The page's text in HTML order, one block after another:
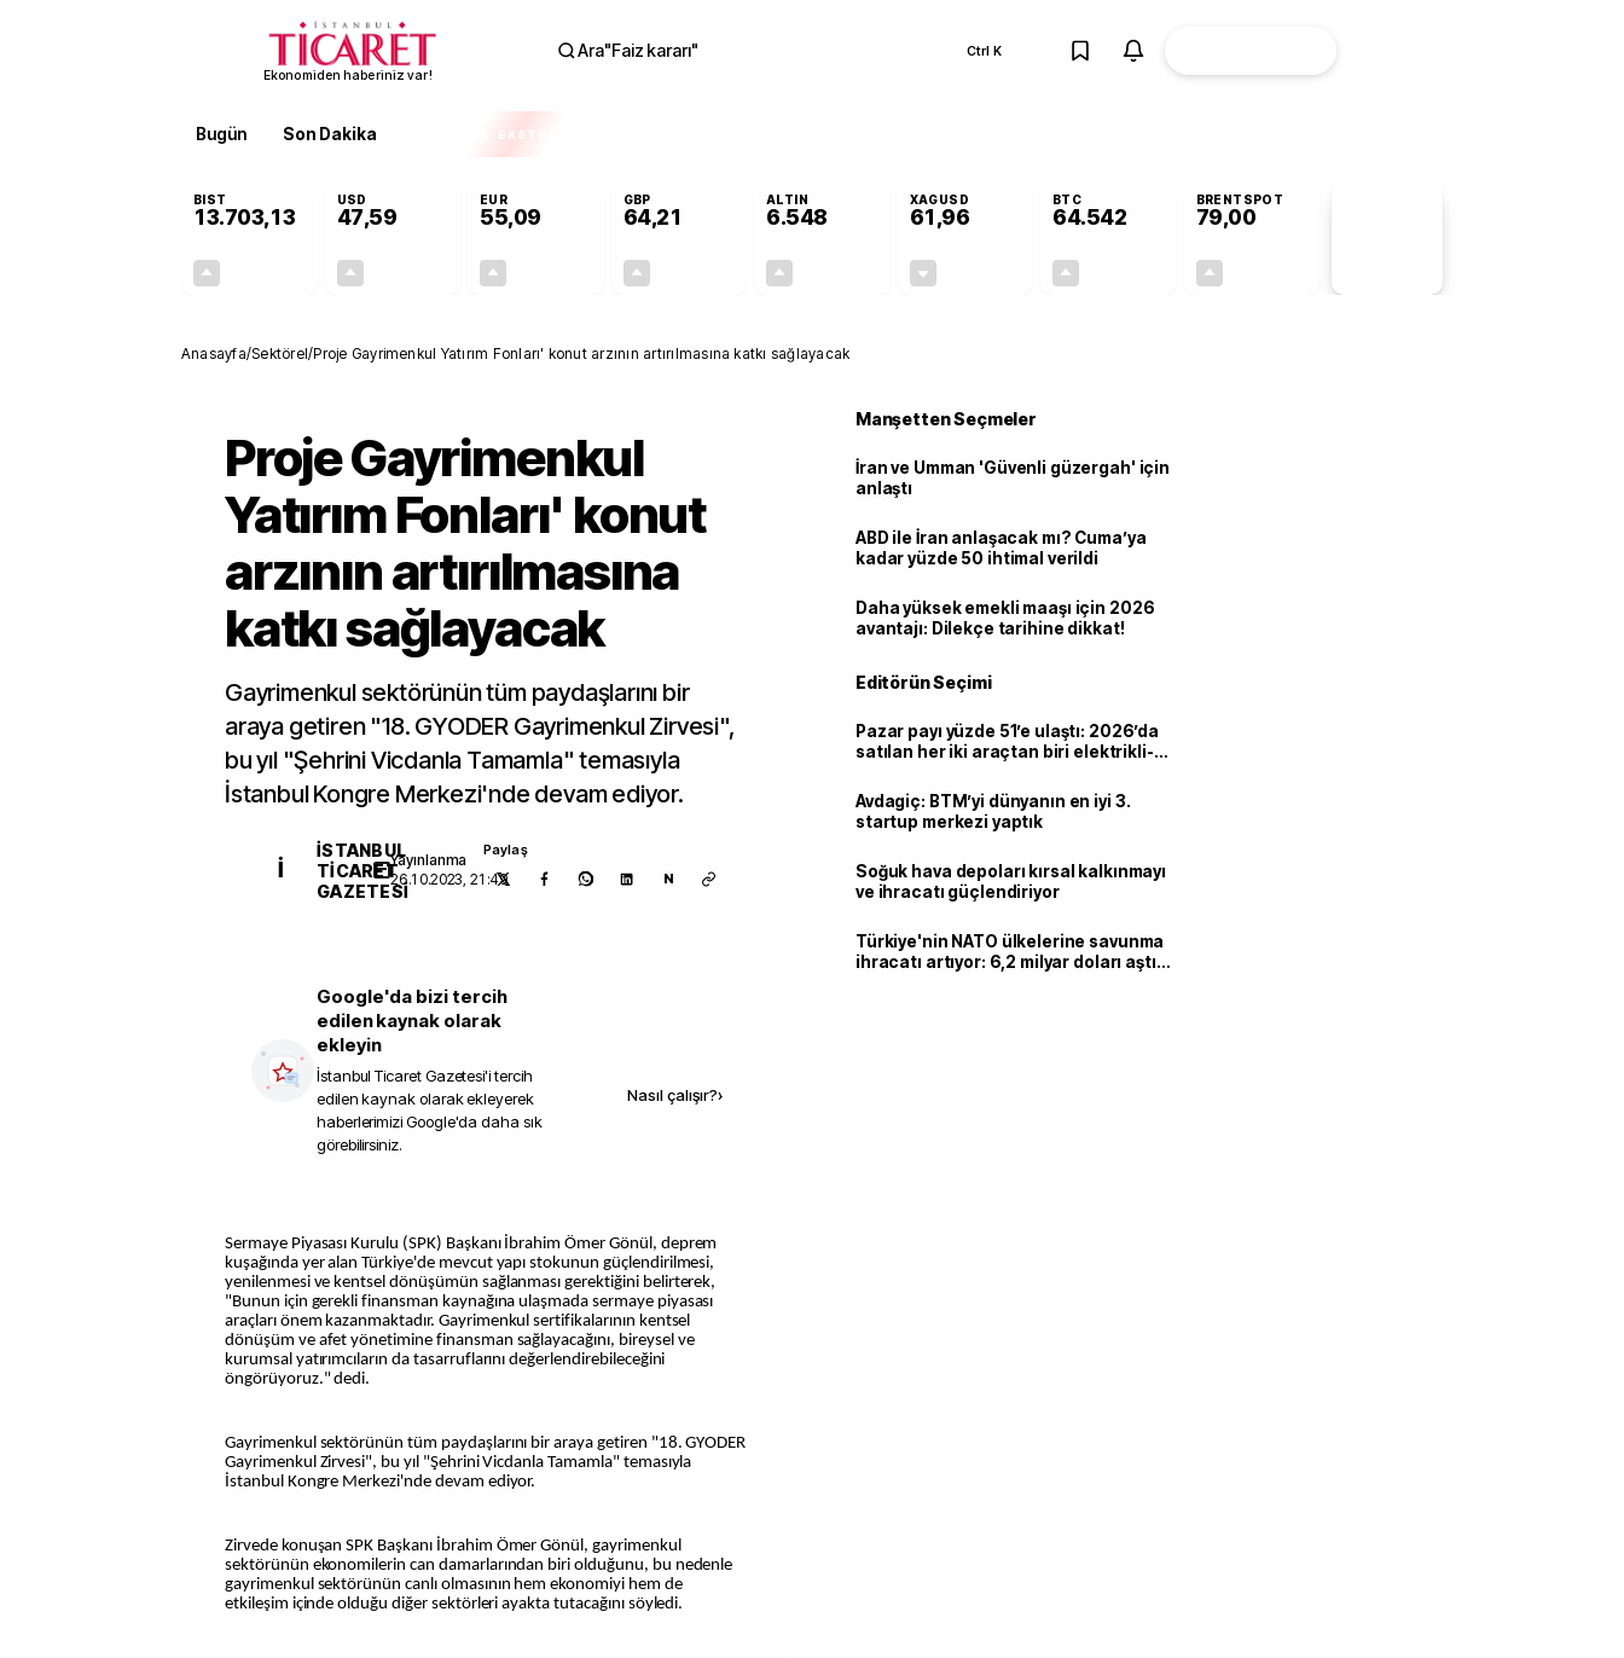
Ekonomiden haberiniz var!
Ara"Faiz kararı" Ctrl K
Bugün Son Dakika EKSTRA
BIST
13.703,13
USD
47,59
EUR
55,09
GBP
64,21
ALTIN
6.548
XAGUSD
61,96
BTC
64.542
BRENTSPOT
79,00
Anasayfa/Sektörel/Proje Gayrimenkul Yatırım Fonları' konut arzının artırılmasına katkı sağlayacak
Proje Gayrimenkul
Yatırım Fonları' konut
arzının artırılmasına
katkı sağlayacak
Gayrimenkul sektörünün tüm paydaşlarını bir
araya getiren "18. GYODER Gayrimenkul Zirvesi",
bu yıl "Şehrini Vicdanla Tamamla" temasıyla
İstanbul Kongre Merkezi'nde devam ediyor.
İ
İSTANBUL
TICARET
GAZETESI
Yayınlanma
26.10.2023, 21:49
Paylaş
N
Google'da bizi tercih
edilen kaynak olarak
ekleyin
İstanbul Ticaret Gazetesi'i tercih
edilen kaynak olarak ekleyerek
haberlerimizi Google'da daha sık
görebilirsiniz.
Nasıl çalışır?›
Sermaye Piyasası Kurulu (SPK) Başkanı İbrahim Ömer Gönül, deprem
kuşağında yer alan Türkiye'de mevcut yapı stokunun güçlendirilmesi,
yenilenmesi ve kentsel dönüşümün sağlanması gerektiğini belirterek,
"Bunun için gerekli finansman kaynağına ulaşmada sermaye piyasası
araçları önem kazanmaktadır. Gayrimenkul sertifikalarının kentsel
dönüşüm ve afet yönetimine finansman sağlayacağını, bireysel ve
kurumsal yatırımcıların da tasarruflarını değerlendirebileceğini
öngörüyoruz." dedi.
Gayrimenkul sektörünün tüm paydaşlarını bir araya getiren "18. GYODER
Gayrimenkul Zirvesi", bu yıl "Şehrini Vicdanla Tamamla" temasıyla
İstanbul Kongre Merkezi'nde devam ediyor.
Zirvede konuşan SPK Başkanı İbrahim Ömer Gönül, gayrimenkul
sektörünün ekonomilerin can damarlarından biri olduğunu, bu nedenle
gayrimenkul sektörünün canlı olmasının hem ekonomiyi hem de
etkileşim içinde olduğu diğer sektörleri ayakta tutacağını söyledi.
Manşetten Seçmeler
İran ve Umman 'Güvenli güzergah' için
anlaştı
ABD ile İran anlaşacak mı? Cuma’ya
kadar yüzde 50 ihtimal verildi
Daha yüksek emekli maaşı için 2026
avantajı: Dilekçe tarihine dikkat!
Editörün Seçimi
Pazar payı yüzde 51’e ulaştı: 2026’da
satılan her iki araçtan biri elektrikli-
Avdagiç: BTM’yi dünyanın en iyi 3.
startup merkezi yaptık
Soğuk hava depoları kırsal kalkınmayı
ve ihracatı güçlendiriyor
Türkiye'nin NATO ülkelerine savunma
ihracatı artıyor: 6,2 milyar doları aştı